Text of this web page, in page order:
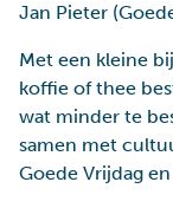
Jan Pieter
Met een kleine
koffie of thee
wat minder te
samen met
Goede Vrijdag